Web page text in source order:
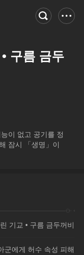
구름 금두
이 없고 공기를 정
잠시 「생명」이
기교 • 구름 금두꺼비
군에게 허수 속성 피해